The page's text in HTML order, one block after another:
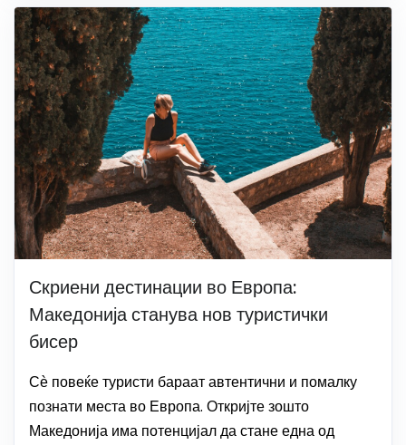
Скриени дестинации во Европа:
Македонија станува нов туристички
бисер
Сѐ повеќе туристи бараат автентични и помалку
познати места во Европа. Откријте зошто
Македонија има потенцијал да стане една од